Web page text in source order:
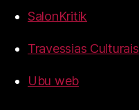
SalonKritik
Travessias Culturais
Ubu web